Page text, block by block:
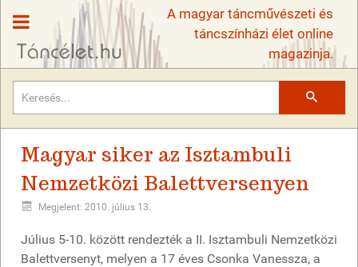
A magyar táncművészeti és
táncszínházi élet online
magazinja.
Magyar siker az Isztambuli
Nemzetközi Balettversenyen
Megjelent: 2010. július 13.
Július 5-10. között rendezték a II. Isztambuli Nemzetközi
Balettversenyt, melyen a 17 éves Csonka Vanessza, a